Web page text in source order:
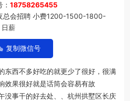
18758265455
总会招聘 小费1200-1500-1800-
薪
复制微信号
西不多好吃的就更少了很好，很满
效果很好就是话筒会容易有故
没事干的好去处、、杭州拱墅区长庆